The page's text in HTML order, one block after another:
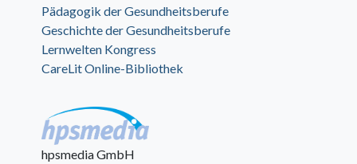
Pädagogik der Gesundheitsberufe
Geschichte der Gesundheitsberufe
Lernwelten Kongress
CareLit Online-Bibliothek
hpsmedia GmbH